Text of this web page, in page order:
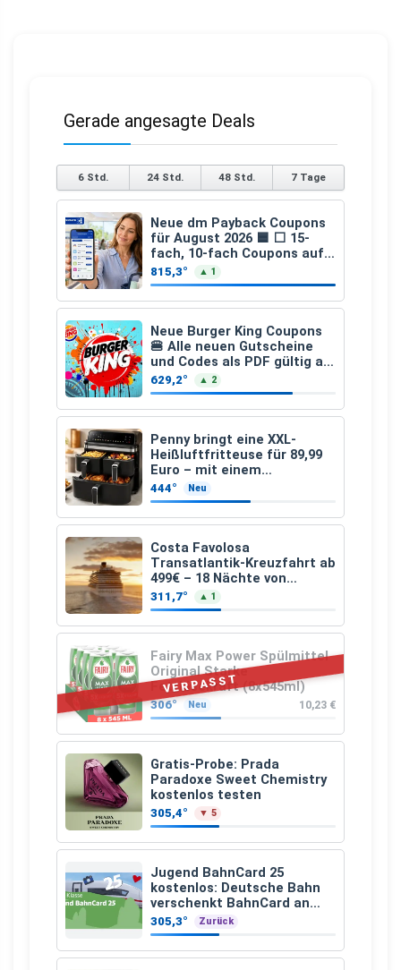
Gerade angesagte Deals
6 Std. 24 Std. 48 Std. 7 Tage
Neue dm Payback Coupons
für August 2026 🟦 ⬜ 15-
fach, 10-fach Coupons auf
den gesamten Einkauf ab 2
€
815,3° ▲ 1
Neue Burger King Coupons
🍔 Alle neuen Gutscheine
und Codes als PDF gültig ab
25.07.2026 bis 04.09.2026
629,2° ▲ 2
Penny bringt eine XXL-
Heißluftfritteuse für 89,99
Euro – mit einem
besonderen Vorteil
444° Neu
Costa Favolosa
Transatlantik-Kreuzfahrt ab
499€ – 18 Nächte von
Hamburg nach Guadeloupe
311,7° ▲ 1
VERPASST
Fairy Max Power Spülmittel
Original Starke
Fettlösekraft (8x545ml)
306° Neu 10,23 €
Gratis-Probe: Prada
Paradoxe Sweet Chemistry
kostenlos testen
305,4° ▼ 5
Jugend BahnCard 25
kostenlos: Deutsche Bahn
verschenkt BahnCard an
Kinder und Jugendliche
305,3° Zurück